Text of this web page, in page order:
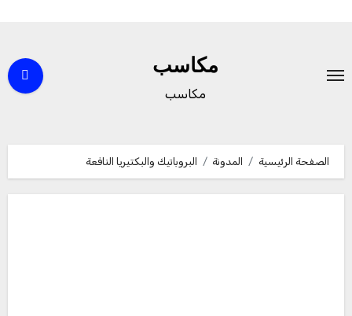
المحتوى
مكاسب
مكاسب
الصفحة الرئيسية المدونة البروباتيك والبكتيريا النافعة